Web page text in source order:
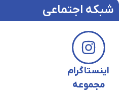
شبکه اجتماعی
اینستاگرام
مجموعه